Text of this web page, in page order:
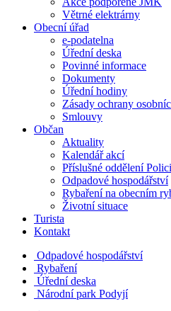
Větrné elektrárny
Obecní úřad
e-podatelna
Úřední deska
Povinné informace
Dokumenty
Úřední hodiny
Zásady ochrany
Smlouvy
Občan
Aktuality
Kalendář akcí
Příslušné oddělení
Odpadové hospodářství
Rybaření na obecním
Životní situace
Turista
Kontakt
Odpadové hospodářství
Rybaření
Úřední deska
Národní park Podyjí